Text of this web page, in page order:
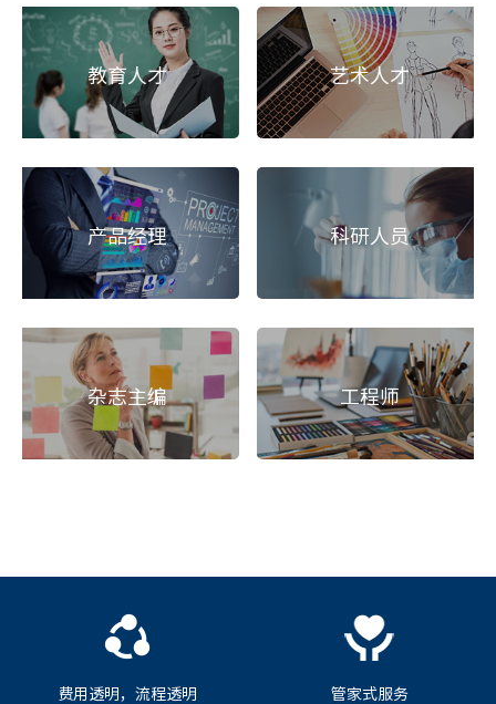
教育人才 艺术人才
产品经理 科研人员
杂志主编 工程师
费用透明，流程透明 管家式服务